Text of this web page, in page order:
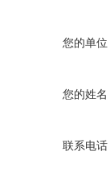
您的单位
您的姓名
联系电话